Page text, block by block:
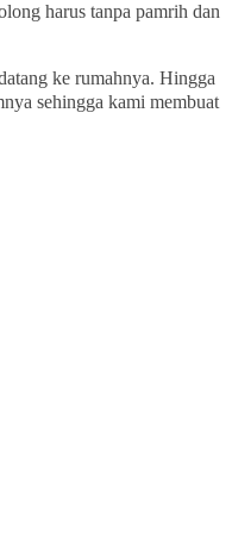
harus tanpa pamrih dan
ke rumahnya. Hingga
sehingga kami membuat